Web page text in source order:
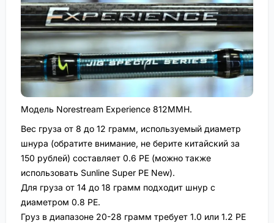
Модель Norestream Experience 812MMH.
Вес груза от 8 до 12 грамм, используемый диаметр
шнура (обратите внимание, не берите китайский за
150 рублей) составляет 0.6 PE (можно также
использовать Sunline Super PE New).
Для груза от 14 до 18 грамм подходит шнур с
диаметром 0.8 PE.
Груз в диапазоне 20-28 грамм требует 1.0 или 1.2 PE